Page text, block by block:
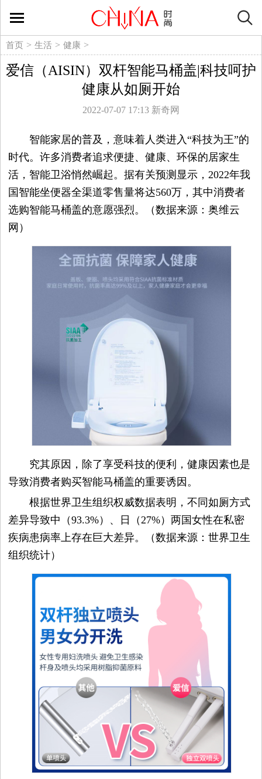
时
尚
生
式
新
品
美
容
首页 > 生活 > 健康 >
爱信（AISIN）双杆智能马桶盖|科技呵护
健康从如厕开始
2022-07-07 17:13 新奇网
智能家居的普及，意味着人类进入“科技为王”的
时代。许多消费者追求便捷、健康、环保的居家生
活，智能卫浴悄然崛起。据有关预测显示，2022年我
国智能坐便器全渠道零售量将达560万，其中消费者
选购智能马桶盖的意愿强烈。（数据来源：奥维云
网）
究其原因，除了享受科技的便利，健康因素也是
导致消费者购买智能马桶盖的重要诱因。
根据世界卫生组织权威数据表明，不同如厕方式
差异导致中（93.3%）、日（27%）两国女性在私密
疾病患病率上存在巨大差异。（数据来源：世界卫生
组织统计）